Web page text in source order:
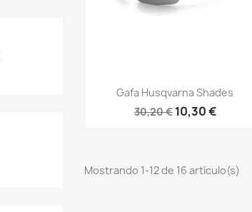
Vista rápida
Gafa Husqvarna Shades
30,20 € 10,30 €
Mostrando 1-12 de 16 artículo(s)